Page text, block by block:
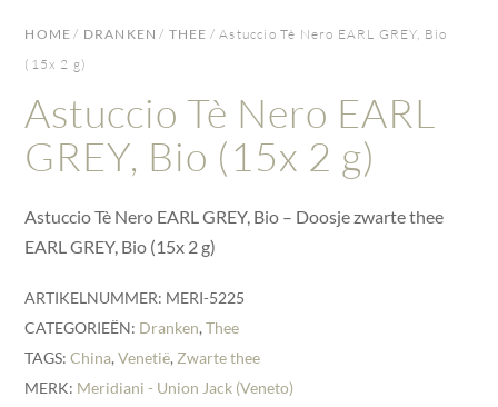
HOME / DRANKEN / THEE / Astuccio Tè Nero EARL GREY, Bio
(15x 2 g)
Astuccio Tè Nero EARL
GREY, Bio (15x 2 g)
Astuccio Tè Nero EARL GREY, Bio – Doosje zwarte thee
EARL GREY, Bio (15x 2 g)
ARTIKELNUMMER: MERI-5225
CATEGORIEËN: Dranken,Thee
TAGS:China,Venetië, Zwarte thee
MERK: Meridiani - Union Jack (Veneto)